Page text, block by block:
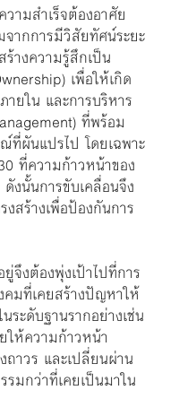
ามสำเร็จต้องอาศัย
ากการมีวิสัยทัศน์ระยะ
างความรู้สึกเป็น
เพื่อให้เกิด
ายใน และการบริหาร
ที่พร้อม
ที่ผันแปรไป โดยเฉพาะ
ที่ความก้าวหน้าของ
งนั้นการขับเคลื่อนจึง
งสร้างเพื่อป้องกันการ
จึงต้องพุ่งเป้าไปที่การ
คมที่เคยสร้างปัญหาให้
ะดับฐานรากอย่างเช่น
ให้ความก้าวหน้า
าวร และเปลี่ยนผ่าน
มกว่าที่เคยเป็นมาใน